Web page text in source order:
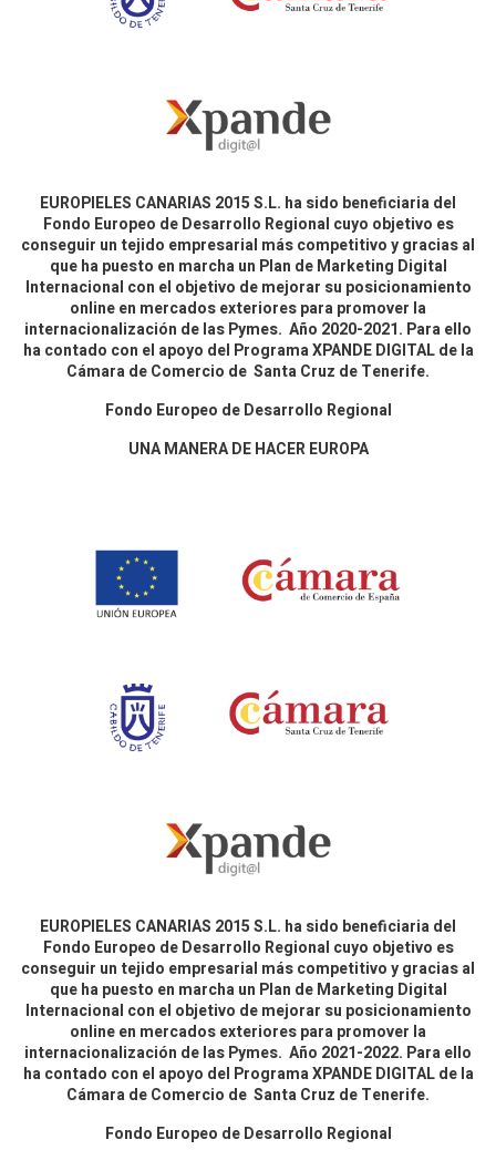
EUROPIELES CANARIAS 2015 S.L. ha sido beneficiaria del
Fondo Europeo de Desarrollo Regional cuyo objetivo es
conseguir un tejido empresarial más competitivo y gracias al
que ha puesto en marcha un Plan de Marketing Digital
Internacional con el objetivo de mejorar su posicionamiento
online en mercados exteriores para promover la
internacionalización de las Pymes. Año 2020-2021. Para ello
ha contado con el apoyo del Programa XPANDE DIGITAL de la
Cámara de Comercio de Santa Cruz de Tenerife.
Fondo Europeo de Desarrollo Regional
UNA MANERA DE HACER EUROPA
EUROPIELES CANARIAS 2015 S.L. ha sido beneficiaria del
Fondo Europeo de Desarrollo Regional cuyo objetivo es
conseguir un tejido empresarial más competitivo y gracias al
que ha puesto en marcha un Plan de Marketing Digital
Internacional con el objetivo de mejorar su posicionamiento
online en mercados exteriores para promover la
internacionalización de las Pymes. Año 2021-2022. Para ello
ha contado con el apoyo del Programa XPANDE DIGITAL de la
Cámara de Comercio de Santa Cruz de Tenerife.
Fondo Europeo de Desarrollo Regional